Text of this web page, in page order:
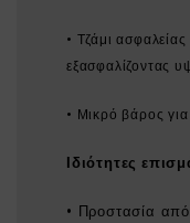
• Τζάμι
εξασφαλίζοντας
• Μικρό βάρος
Ιδιότητες
• Προστασία